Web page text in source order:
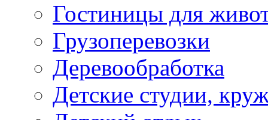
Гостиницы для
Грузоперевозки
Деревообработка
Детские студии,